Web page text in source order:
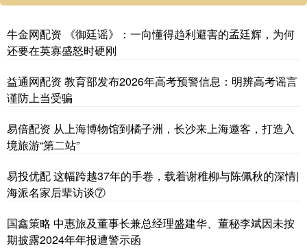
牛金网配资 《御廷谣》：一向懂得趋利避害的孟廷辉，为何
还要在英寡盛怒时硬刚
益通网配资 教育部发布2026年高考预警信息：明辨高考谣言
谨防上当受骗
易倍配资 从上海博物馆到橘子洲，长沙来上海邀客，打造入
境旅游“第二站”
易投优配 这幅跨越37年的手卷，载着谢稚柳与陈佩秋的深情|
海派名家后辈访谈⑦
国鑫策略 中惠旅及董事长兼总经理盛建华、董秘李斌因未按
期披露2024年年报遭警示函